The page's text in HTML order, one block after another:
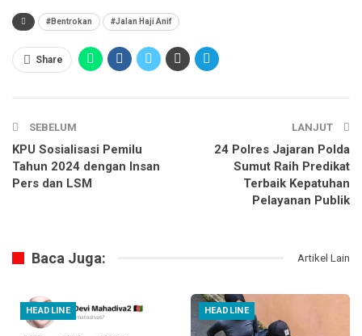
#Bentrokan #Jalan Haji Anif
Share
SEBELUM
KPU Sosialisasi Pemilu
Tahun 2024 dengan Insan
Pers dan LSM
LANJUT
24 Polres Jajaran Polda
Sumut Raih Predikat
Terbaik Kepatuhan
Pelayanan Publik
Baca Juga: Artikel Lain
HEADLINE HEADLINE